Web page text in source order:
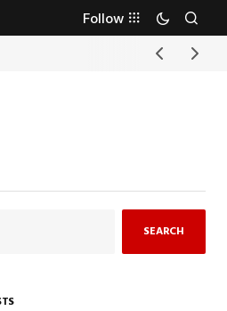
Follow
SEARCH